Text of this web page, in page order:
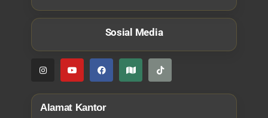
Sosial Media
Alamat Kantor